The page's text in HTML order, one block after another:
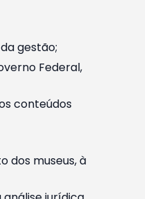
gestão;
Federal,
conteúdos
dos museus, à